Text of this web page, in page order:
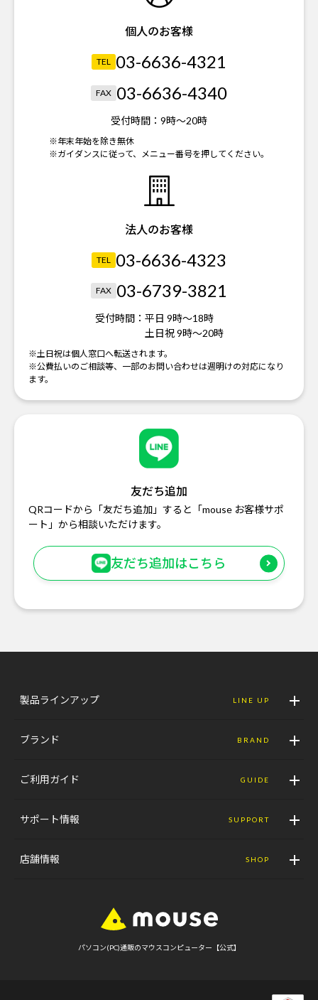
個人のお客様
TEL 03-6636-4321
FAX 03-6636-4340
受付時間： 9時～20時
※年末年始を除き無休
※ガイダンスに従って、メニュー番号を押してください。
法人のお客様
TEL 03-6636-4323
FAX 03-6739-3821
受付時間： 平日 9時～18時
土日祝 9時～20時
※土日祝は個人窓口へ転送されます。
※公費払いのご相談等、一部のお問い合わせは週明けの対応になり
ます。
友だち追加
QRコードから「友だち追加」すると「mouse お客様サポ
ート」から相談いただけます。
友だち追加はこちら
製品ラインアップ LINE UP
ブランド BRAND
ご利用ガイド GUIDE
サポート情報 SUPPORT
店舗情報 SHOP
パソコン(PC)通販のマウスコンピューター【公式】